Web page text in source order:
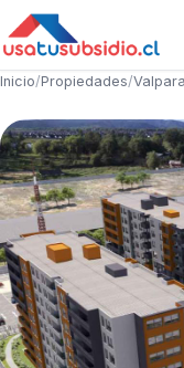
Inicio/Propiedades/